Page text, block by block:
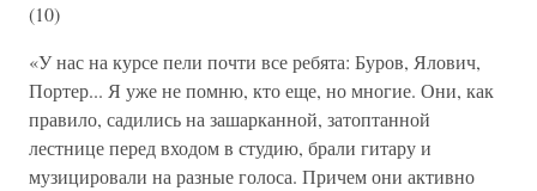
(10)
«У нас на курсе пели почти все ребята: Буров, Ялович,
Портер... Я уже не помню, кто еще, но многие. Они, как
правило, садились на зашарканной, затоптанной
лестнице перед входом в студию, брали гитару и
музицировали на разные голоса. Причем они активно